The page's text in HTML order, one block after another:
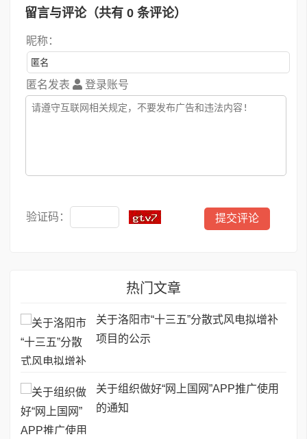
留言与评论（共有 0 条评论）
昵称：
匿名发表 登录账号
验证码：
热门文章
关于洛阳市“十三五”分散式风电拟增补
项目的公示
关于组织做好“网上国网”APP推广使用
的通知